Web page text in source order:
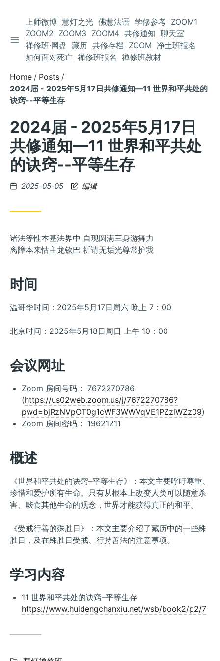
Skip
TOGGLE SIDEBAR
上师微博 慧灯之光 佛慧法语 学修参考 ZOOM1
ZOOM2 ZOOM3 ZOOM4 共修通知 聊天室
禅修班·网盘 藏历 共修存档 ZOOM 净土班报名
如何面对死亡 禅修班报名 禅修班教材
Home
Posts
2024届 - 2025年5月17日共修通知—11 世界和平共处的
诀窍--平等生存
2024届 - 2025年5月17日
共修通知—11 世界和平共处
的诀窍--平等生存
Posted
2025-05-05 编辑
诸法等性本基法界中 自现圆满三身游舞力
离障本来怙主龙钦巴 祈请无垢光尊常护我
时间
温哥华时间：2025年5月17日周六 晚上 7：00
北京时间：2025年5月18日周日 上午 10：00
会议网址
Zoom 房间号码： 7672270786
(https://us02web.zoom.us/j/7672270786?
pwd=bjRzNVpOT0g1cWF3WWVqVE1PZzlWZz09)
Zoom 房间密码： 19621211
概述
《世界和平共处的诀窍–平等生存》：本文主要呼吁尊重、
珍惜和爱护所有生命。只有从根本上改变人类可以随意杀
害、啖食其他生命的观念，世界才能获得真正的和平。
《受戒行善的殊胜日》：本文主要介绍了藏历中的一些殊
胜日，及在殊胜日受戒、行持善法的注意事项。
学习内容
11 世界和平共处的诀窍–平等生存
https://www.huidengchanxiu.net/wsb/book2/p2/7